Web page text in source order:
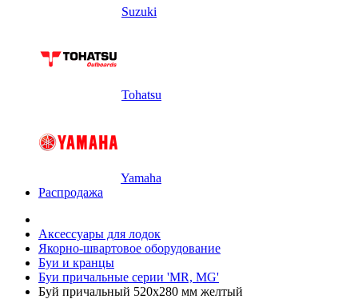
Suzuki
Tohatsu
Yamaha
Распродажа
Аксессуары для лодок
Якорно-швартовое оборудование
Буи и кранцы
Буи причальные серии 'MR, MG'
Буй причальный 520х280 мм желтый